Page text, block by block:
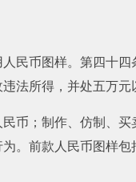
民币图样。第四十
法所得，并处五万元
币；制作、仿制、
。前款人民币图样